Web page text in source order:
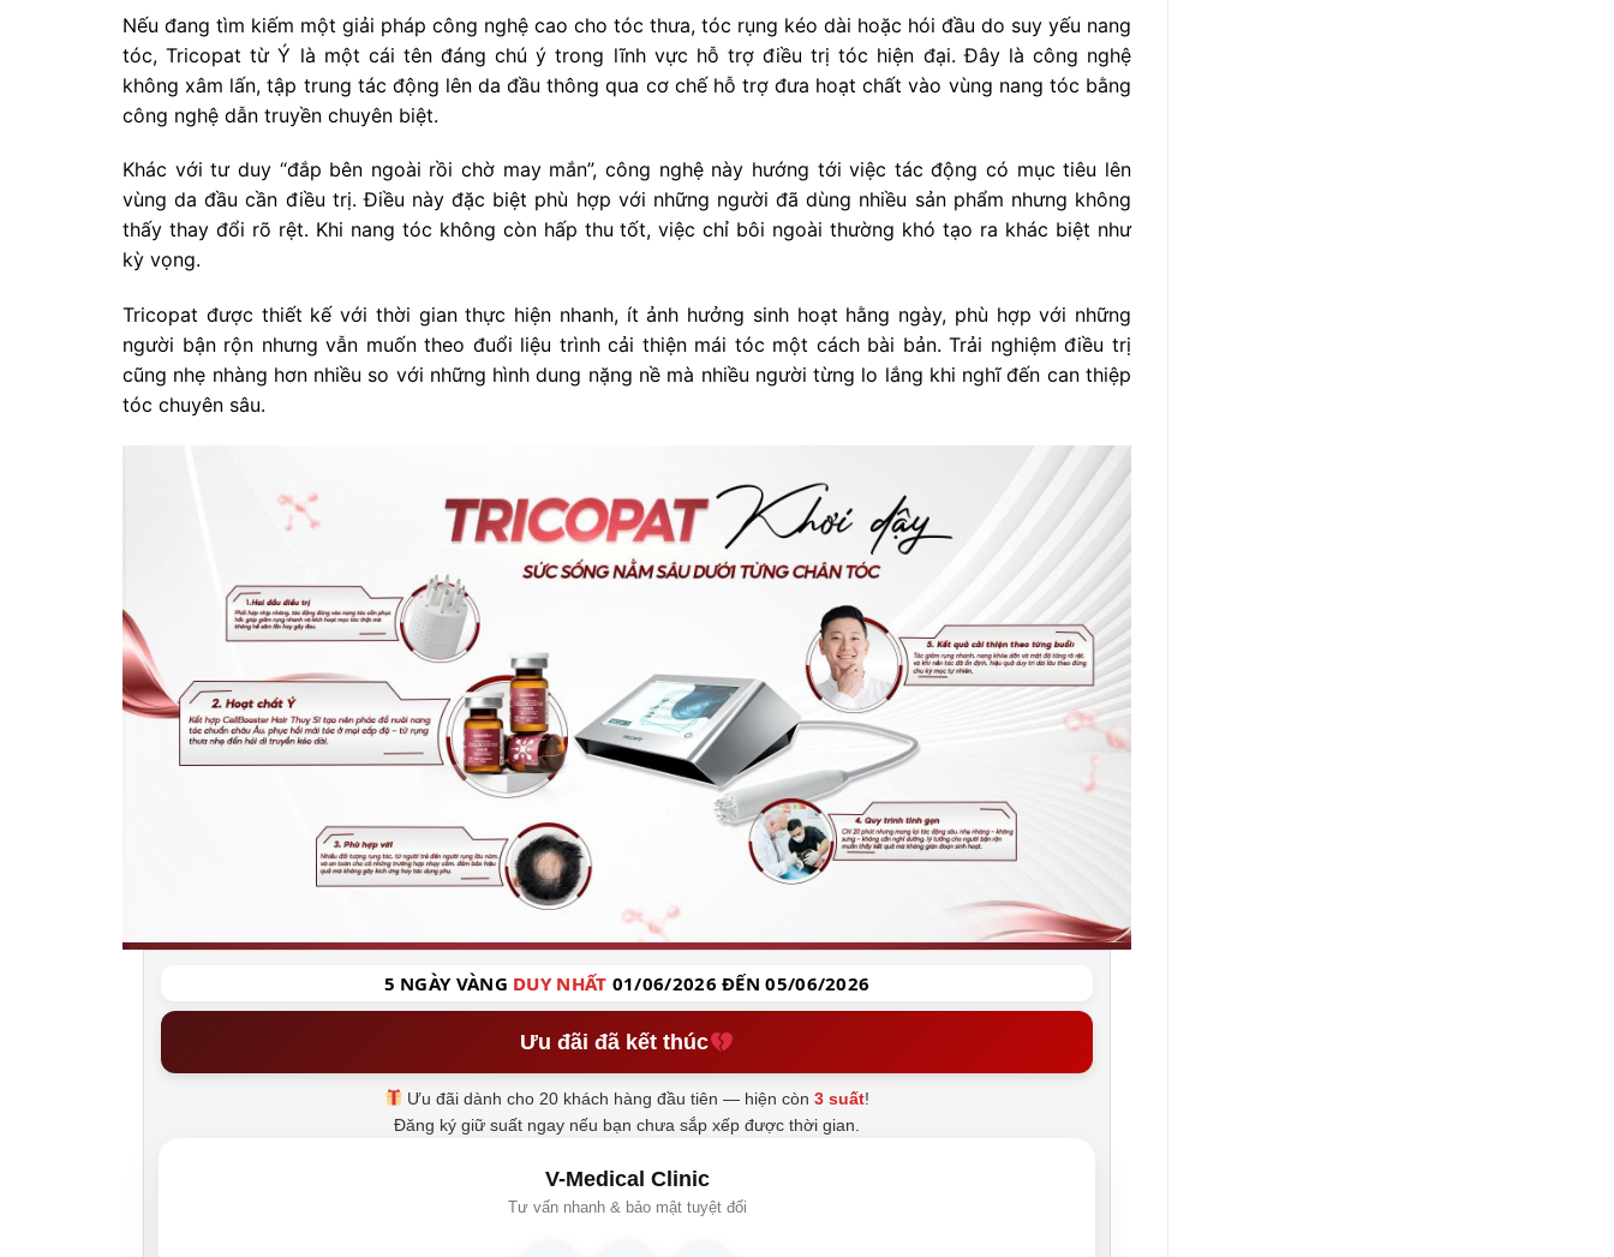
Nếu đang tìm kiếm một giải pháp công nghệ cao cho tóc thưa, tóc rụng kéo dài hoặc hói đầu do suy yếu nang
tóc, Tricopat từ Ý là một cái tên đáng chú ý trong lĩnh vực hỗ trợ điều trị tóc hiện đại. Đây là công nghệ
không xâm lấn, tập trung tác động lên da đầu thông qua cơ chế hỗ trợ đưa hoạt chất vào vùng nang tóc bằng
công nghệ dẫn truyền chuyên biệt.
Khác với tư duy “đắp bên ngoài rồi chờ may mắn”, công nghệ này hướng tới việc tác động có mục tiêu lên
vùng da đầu cần điều trị. Điều này đặc biệt phù hợp với những người đã dùng nhiều sản phẩm nhưng không
thấy thay đổi rõ rệt. Khi nang tóc không còn hấp thu tốt, việc chỉ bôi ngoài thường khó tạo ra khác biệt như
kỳ vọng.
Tricopat được thiết kế với thời gian thực hiện nhanh, ít ảnh hưởng sinh hoạt hằng ngày, phù hợp với những
người bận rộn nhưng vẫn muốn theo đuổi liệu trình cải thiện mái tóc một cách bài bản. Trải nghiệm điều trị
cũng nhẹ nhàng hơn nhiều so với những hình dung nặng nề mà nhiều người từng lo lắng khi nghĩ đến can thiệp
tóc chuyên sâu.
5 NGÀY VÀNG DUY NHẤT 01/06/2026 ĐẾN 05/06/2026
Ưu đãi đã kết thúc
Ưu đãi dành cho 20 khách hàng đầu tiên — hiện còn3 suất!
Đăng ký giữ suất ngay nếu bạn chưa sắp xếp được thời gian.
V-Medical Clinic
Tư vấn nhanh & bảo mật tuyệt đối